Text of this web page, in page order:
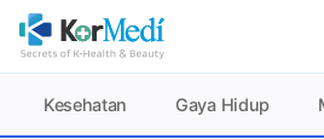
Kesehatan Gaya Hidup